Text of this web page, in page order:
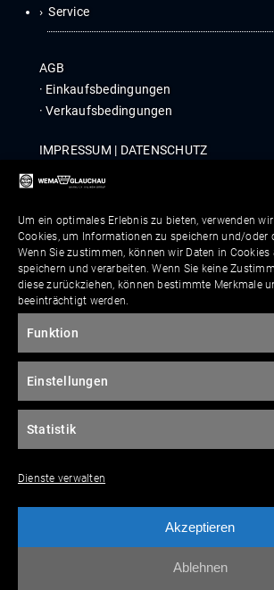
Um ein optimales Erlebnis zu bieten, verwenden
Cookies, um Informationen zu speichern und/oder
Wenn Sie zustimmen, können wir Daten in Cookies
speichern und verarbeiten. Wenn Sie keine
diese zurückziehen, können bestimmte Merkmale
beeinträchtigt werden.
Funktion
Einstellungen
Statistik
Dienste verwalten
Akzeptieren
Ablehnen
Service
AGB
· Ein­kaufs­be­din­gun­gen
·Ver­kaufs­be­din­gun­gen
IMPRES­SUM | DATEN­SCHUTZ
Kontakt
Bitte lasse die­ses Feld leer.
Bitte lasse die­ses Feld leer.